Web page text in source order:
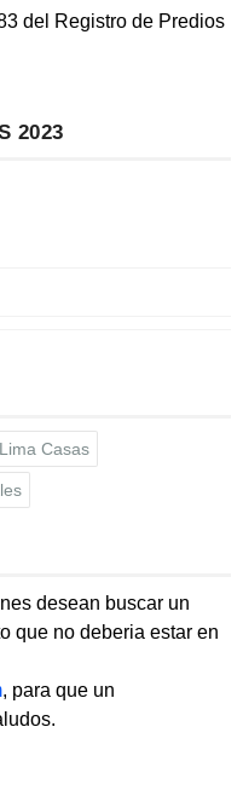
del Registro de Predios
2023
Casas
desean buscar un
que no deberia estar en
, para que un